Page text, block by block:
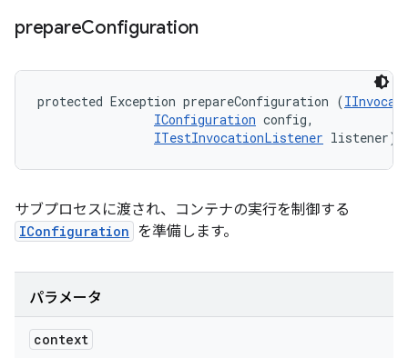
prepareConfiguration
protected Exception prepareConfiguration (
IConfiguration config,
ITestInvocationListener listener)
サブプロセスに渡され、コンテナの実行を制御する
IConfiguration を準備します。
パラメータ
context